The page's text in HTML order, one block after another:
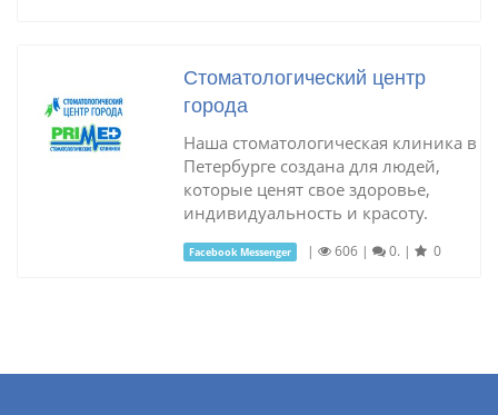
Стоматологический центр
города
Наша стоматологическая клиника в
Петербурге создана для людей,
которые ценят свое здоровье,
индивидуальность и красоту.
Facebook Messenger | 606 | 0. | 0